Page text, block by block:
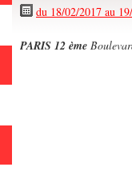
du 18/02/2017 au
PARIS 12 ème